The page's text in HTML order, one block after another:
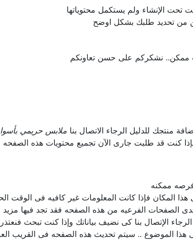
تحت الإنشاء ولم يستكمل محتوياتها
من تحديد طلبك بشكل اوضح
ممكن.. نشكركم على حسن تعاونكم
منتجك للدليل الرجاء الاتصال بنا ملابس حريمي
كنت قد طلبت جارى الآن تجميع محتويات هذه
ممكنه
هذا المكان فإذا كانت المعلومات غير كافيه فى الوقت
الفرعيه من هذه الصفحه فقد تجد فيها مزيد
الإتصال بنا كى نضيف بياناتك وإذا كنت تبحث
هذا الموضوع .. سيتم تحديث هذه الصفحه فى القريب